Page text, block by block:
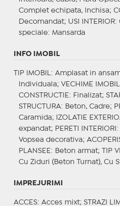
Complet echipata, Inchisa;
Decomandat; USI INTERIOR:
speciale: Mansarda
INFO IMOBIL
TIP IMOBIL : Amplasat in
Individuala; VECHIME IMOBIL
CONSTRUCTIE : Finalizat;
STRUCTURA: Beton, Cadre;
Caramida;
IZOLATIE
expandat; PERETI INTERIORI :
Vopsea decorativa;
PLANSEE : Beton armat; TIP
Cu Ziduri (Beton Turnat), Cu
IMPREJURIMI
ACCES: Acces mixt; STRAZI